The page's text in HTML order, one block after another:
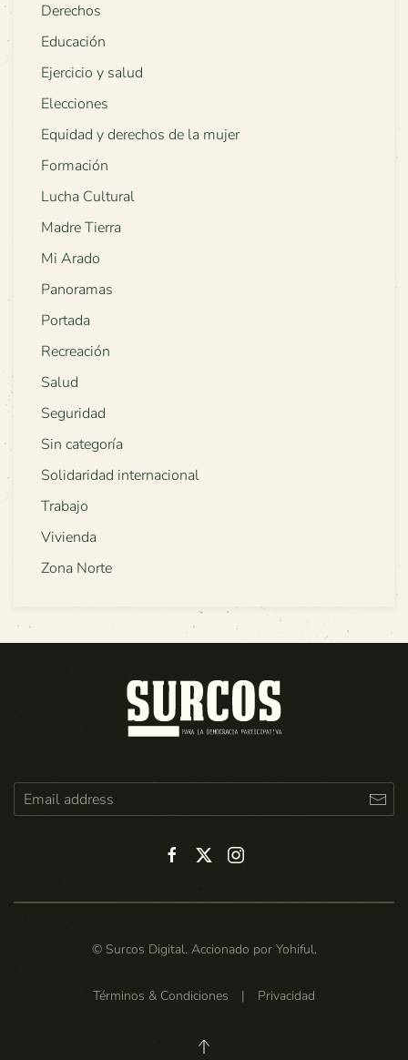
Derechos
Educación
Ejercicio y salud
Elecciones
Equidad y derechos de la mujer
Formación
Lucha Cultural
Madre Tierra
Mi Arado
Panoramas
Portada
Recreación
Salud
Seguridad
Sin categoría
Solidaridad internacional
Trabajo
Vivienda
Zona Norte
© Surcos Digital. Accionado por Yohiful.
Términos & Condiciones | Privacidad